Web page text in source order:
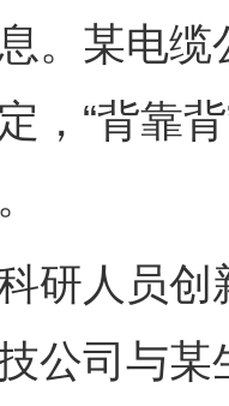
。某电
，“背靠
人员创
公司与